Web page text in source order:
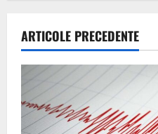
v
i
a
ARTICOLE PRECEDENTE